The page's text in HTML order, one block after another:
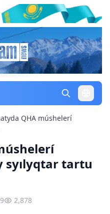
QHA múshelerí
syılyqtar tartu
2,878